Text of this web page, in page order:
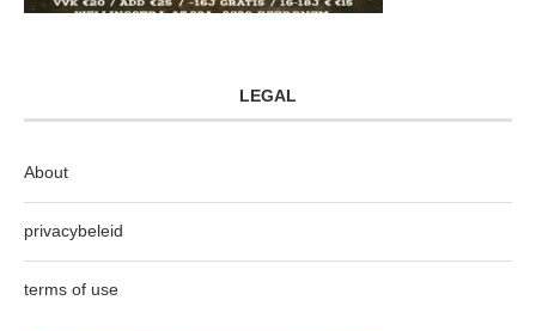
LEGAL
About
privacybeleid
terms of use